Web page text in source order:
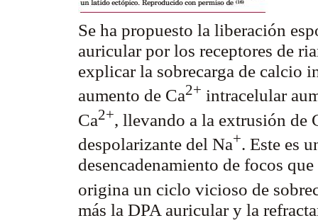
Se ha propuesto la liberación
auricular por los receptores de
explicar la sobrecarga de calcio
aumento de Ca2+ intracelular
Ca2+, llevando a la extrusión de
despolarizante del Na+. Este es
desencadenamiento de focos
origina un ciclo vicioso de
más la DPA auricular y la